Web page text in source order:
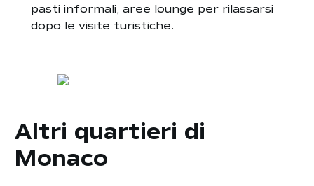
pasti informali, aree lounge per rilassarsi
dopo le visite turistiche.
Altri quartieri di
Monaco